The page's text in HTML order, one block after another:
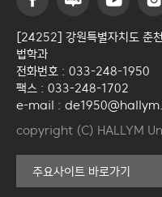
[24252] 강원특별자치도 춘
법학과
전화번호 : 033-248-1950
팩스 : 033-248-1702
e-mail :
copyright (C) HALLYM
주요사이트 바로가기
커뮤니티교육원